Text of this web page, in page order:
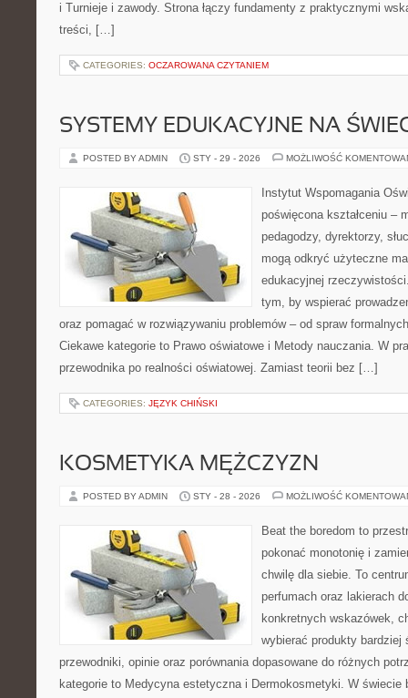
i Turnieje i zawody. Strona łączy fundamenty z praktycznymi
treści, […]
CATEGORIES: OCZAROWANA CZYTANIEM
SYSTEMY EDUKACYJNE NA
POSTED BY ADMIN STY - 29 - 2026 MOŻLIWOŚĆ
Instytut Wspomagania
poświęcona kształceniu –
pedagodzy, dyrektorzy,
mogą odkryć użyteczne
edukacyjnej
tym, by wspierać
oraz pomagać w rozwiązywaniu problemów – od spraw
Ciekawe kategorie to Prawo oświatowe i Metody nauczania. W
przewodnika po realności oświatowej. Zamiast teorii bez […]
CATEGORIES: JĘZYK CHIŃSKI
KOSMETYKA MĘŻCZYZN
POSTED BY ADMIN STY - 28 - 2026 MOŻLIWOŚĆ
Beat the boredom to
pokonać monotonię i
chwilę dla siebie. To
perfumach oraz lakierach
konkretnych wskazówek,
wybierać produkty bardziej
przewodniki, opinie oraz porównania dopasowane do różnych
kategorie to Medycyna estetyczna i Dermokosmetyki. W świecie